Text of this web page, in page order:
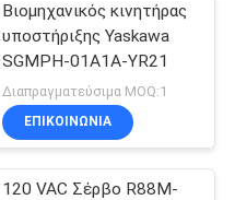
Βιομηχανικός κινητήρας
υποστήριξης Yaskawa
SGMPH-01A1A-YR21
Διαπραγματεύσιμα MOQ:1
ΕΠΙΚΟΙΝΩΝΊΑ
120 VAC Σέρβο R88M-